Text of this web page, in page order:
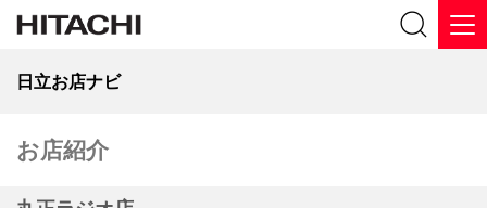
日立お店ナビ
お店紹介